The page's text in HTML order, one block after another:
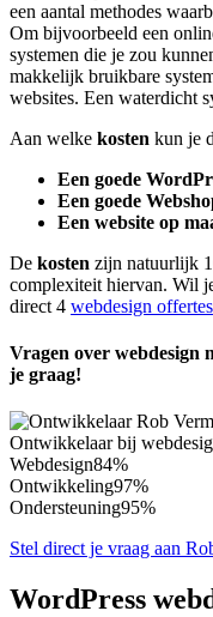
een aantal methodes
Om bijvoorbeeld een
systemen die je zou
makkelijk bruikbare
websites. Een waterdicht
Aan welke kosten kun je
Een goede
Een goede
Een website op
De kosten zijn natuurlijk
complexiteit hiervan. Wil
direct 4 webdesign offertes
Vragen over webdesign
je graag!
Ontwikkelaar bij
Webdesign84%
Ontwikkeling97%
Ondersteuning95%
Stel direct je vraag aan
WordPress